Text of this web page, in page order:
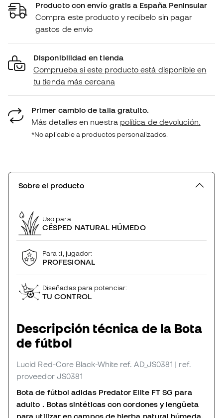
Producto con envío gratis a España Peninsular
Compra este producto y recíbelo sin pagar
gastos de envío
Disponibilidad en tienda
Comprueba si este producto está disponible en
tu tienda más cercana
Primer cambio de talla gratuito.
Más detalles en nuestra política de devolución.
*No aplicable a productos personalizados.
Sobre el producto
Uso para:
CÉSPED NATURAL HÚMEDO
Para ti, jugador:
PROFESIONAL
Diseñadas para potenciar:
TU CONTROL
Descripción técnica de la Bota
de fútbol
Lucid Red-Core Black-White ref. AD_JS0381 | ref.
proveedor JS0381
Bota de fútbol adidas Predator Elite FT SG para
adulto . Botas sintéticas con cordones y lengüeta
para utilizar en campos de hierba natural húmeda.